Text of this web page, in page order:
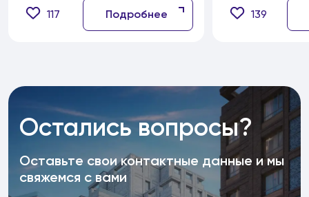
117 Подробнее 139
Остались вопросы?
Оставьте свои контактные данные и мы
свяжемся с вами